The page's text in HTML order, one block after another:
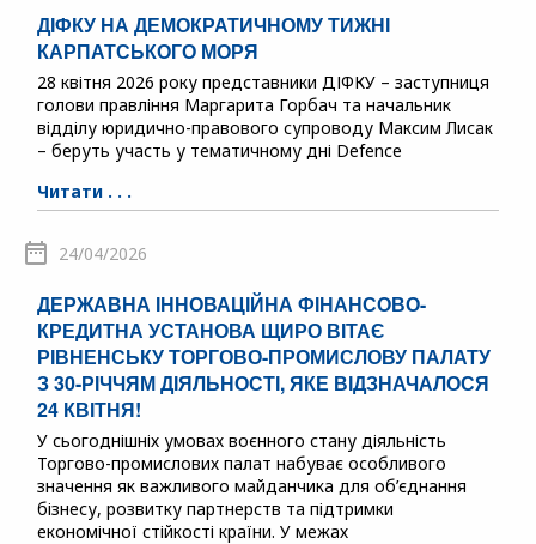
ДІФКУ НА ДЕМОКРАТИЧНОМУ ТИЖНІ
КАРПАТСЬКОГО МОРЯ
28 квітня 2026 року представники ДІФКУ – заступниця
голови правління Маргарита Горбач та начальник
відділу юридично-правового супроводу Максим Лисак
– беруть участь у тематичному дні Defence
Читати . . .
24/04/2026
ДЕРЖАВНА ІННОВАЦІЙНА ФІНАНСОВО-
КРЕДИТНА УСТАНОВА ЩИРО ВІТАЄ
РІВНЕНСЬКУ ТОРГОВО-ПРОМИСЛОВУ ПАЛАТУ
З 30-РІЧЧЯМ ДІЯЛЬНОСТІ, ЯКЕ ВІДЗНАЧАЛОСЯ
24 КВІТНЯ!
У сьогоднішніх умовах воєнного стану діяльність
Торгово-промислових палат набуває особливого
значення як важливого майданчика для об’єднання
бізнесу, розвитку партнерств та підтримки
економічної стійкості країни. У межах